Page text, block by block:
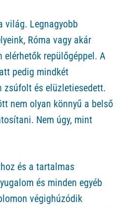
világ. Legnagyobb
Róma vagy akár
elérhetők repülőgéppel. A
pedig mindkét
zsúfolt és elüzletiesedett.
nem olyan könnyű a belső
Nem úgy, mint
és a tartalmas
és minden egyéb
végighúzódik